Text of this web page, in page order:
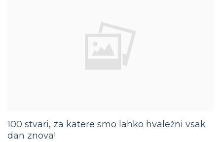
100 stvari, za katere smo lahko hvaležni vsak
dan znova!